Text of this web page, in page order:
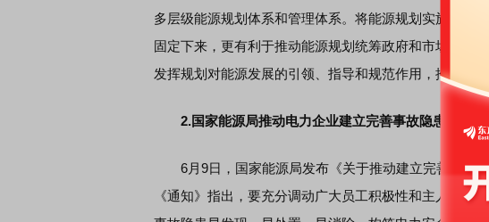
多层级能源规划体系和管理体系。将能源规划实施、管
固定下来，更有利于推动能源规划统筹政府和市场、当
发挥规划对能源发展的引领、指导和规范作用，推动能
2.国家能源局推动电力企业建立完善事故隐患内部
6月9日，国家能源局发布《关于推动建立完善电力
《通知》指出，要充分调动广大员工积极性和主人翁意